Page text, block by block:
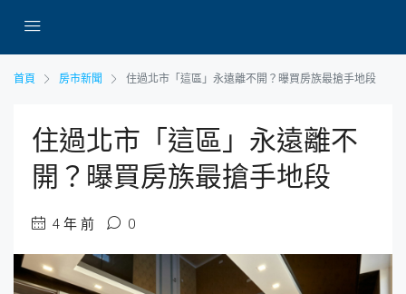
首頁 房市新聞 住過北市「這區」永遠離不開？曝買房族最搶手地段
住過北市「這區」永遠離不
開？曝買房族最搶手地段
4 年 前 0